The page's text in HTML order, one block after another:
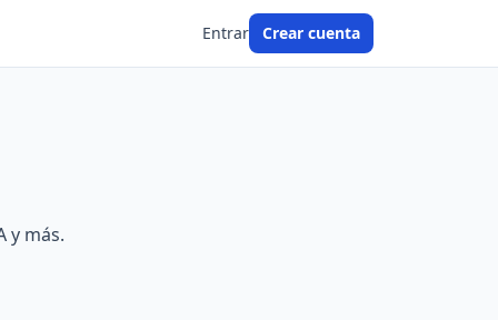
Entrar Crear cuenta
y más.